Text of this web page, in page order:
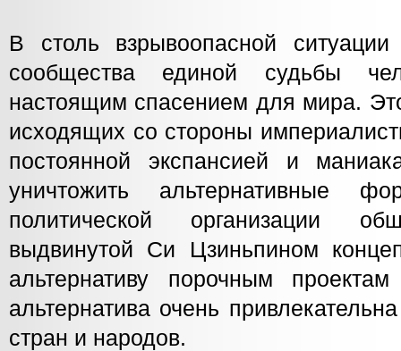
В столь взрывоопасной
сообщества единой судьбы
настоящим спасением для мира.
исходящих со стороны
постоянной экспансией и
уничтожить альтернативные
политической организации
выдвинутой Си Цзиньпином
альтернативу порочным
альтернатива очень
стран и народов.